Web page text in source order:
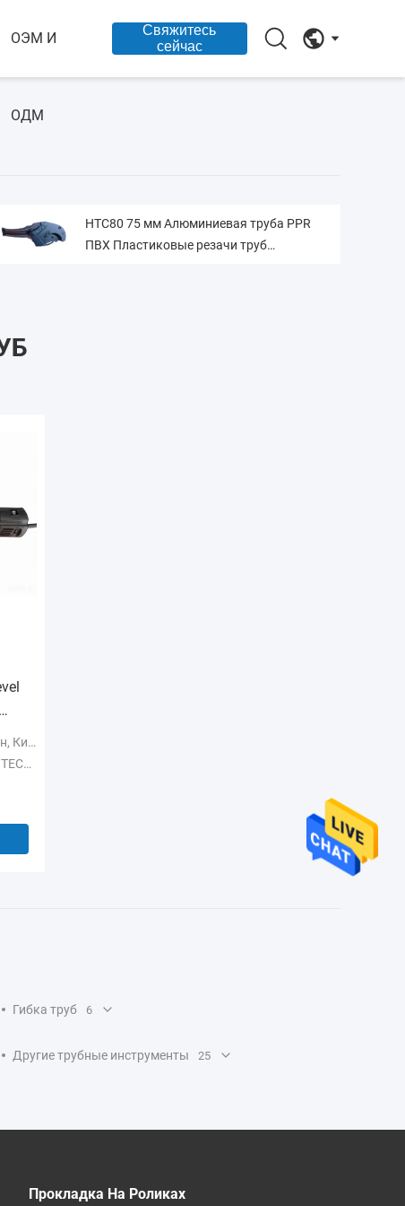
ОЭМ И
ОДМ
Свяжитесь
сейчас
HTC80 75 мм Алюминиевая труба PPR
ПВХ Пластиковые резачи труб
Гибка труб 6
Другие трубные инструменты 25
Прокладка На Роликах